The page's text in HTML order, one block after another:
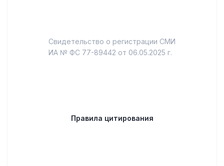
Свидетельство о регистрации СМИ
ИА № ФС 77-89442 от 06.05.2025 г.
Правила цитирования